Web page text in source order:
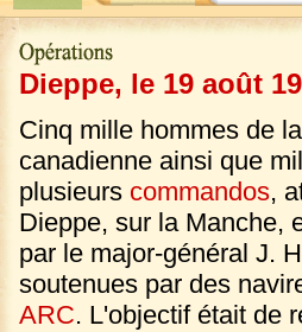
Dieppe, le 19 août
Cinq mille hommes de
canadienne ainsi que
plusieurs commandos,
Dieppe, sur la Manche,
par le major-général J.
soutenues par des
ARC. L'objectif était de